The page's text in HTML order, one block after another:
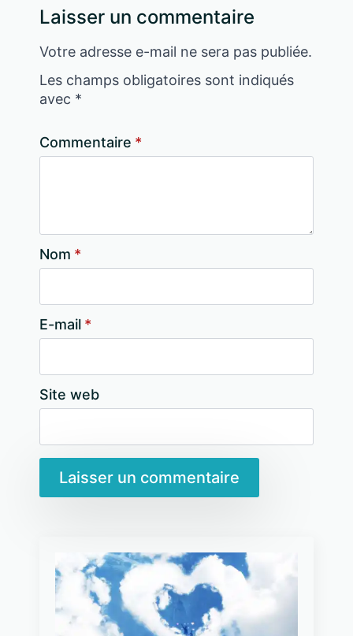
Laisser un commentaire
Votre adresse e-mail ne sera pas publiée.
Les champs obligatoires sont indiqués
avec *
Commentaire *
Nom *
E-mail *
Site web